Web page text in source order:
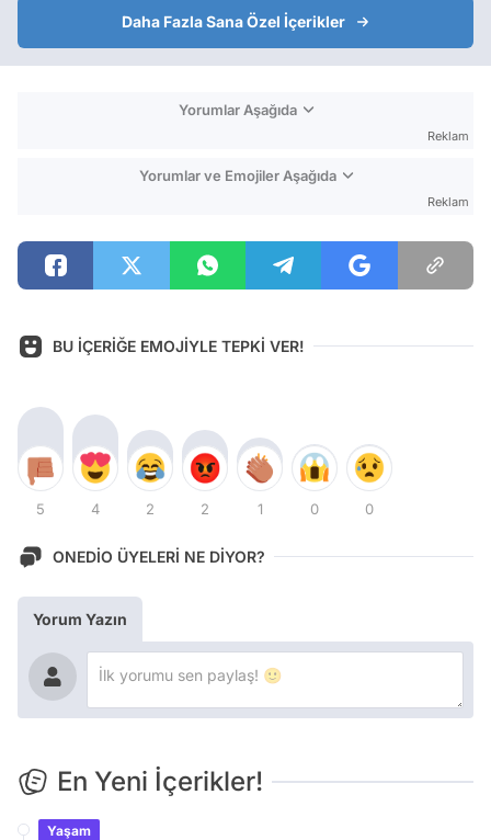
Daha Fazla Sana Özel İçerikler
Yorumlar Aşağıda
Reklam
Yorumlar ve Emojiler Aşağıda
Reklam
BU İÇERİĞE EMOJİYLE TEPKİ VER!
5 4 2 2 1 0 0
ONEDİO ÜYELERİ NE DİYOR?
Yorum Yazın
En Yeni İçerikler!
Yaşam